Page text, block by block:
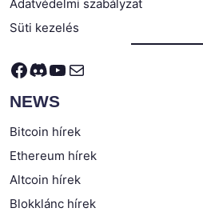
Adatvédelmi szabályzat
Süti kezelés
Facebook
Discord
YouTube
Mail
NEWS
Bitcoin hírek
Ethereum hírek
Altcoin hírek
Blokklánc hírek